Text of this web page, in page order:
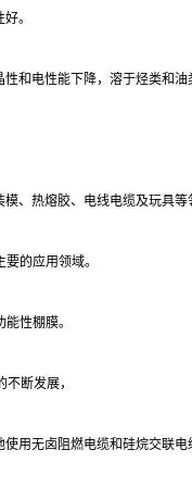
。
和电性能下降，溶于烃类和油
、热熔胶、电线电缆及玩具等
的应用领域。
性棚膜。
断发展，
用无卤阻燃电缆和硅烷交联电